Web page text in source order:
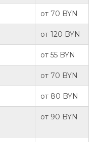
от 70 BYN
от 120 BYN
от 55 BYN
от 70 BYN
от 80 BYN
от 90 BYN